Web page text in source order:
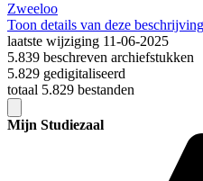
Zweeloo
Toon details van deze beschrijving
laatste wijziging 11-06-2025
5.839 beschreven archiefstukken
5.829 gedigitaliseerd
totaal 5.829 bestanden
Mijn Studiezaal